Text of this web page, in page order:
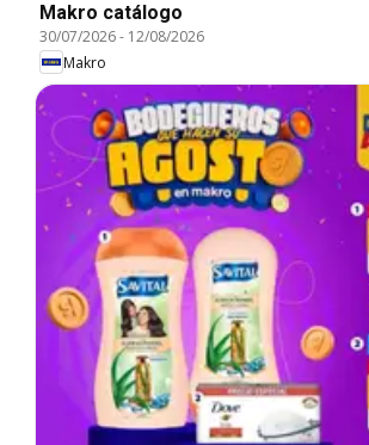
Makro catálogo
30/07/2026- 12/08/2026
Makro